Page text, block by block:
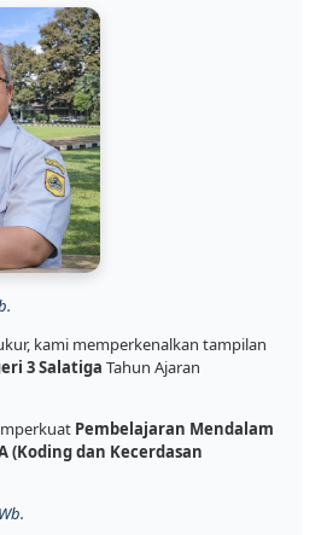
kami memperkenalkan tampilan
3 Salatiga Tahun Ajaran
Pembelajaran Mendalam
(Koding dan Kecerdasan